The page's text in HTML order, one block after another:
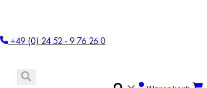
+49 (0) 24 52 - 9 76 26 0